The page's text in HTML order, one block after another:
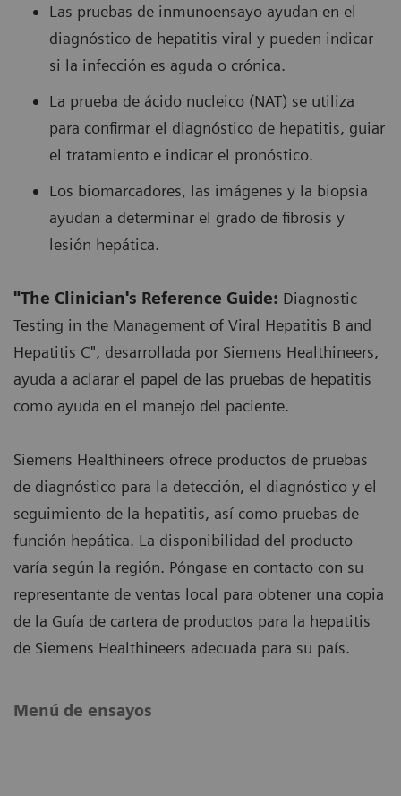
Las pruebas de inmunoensayo ayudan en el
diagnóstico de hepatitis viral y pueden indicar
si la infección es aguda o crónica.
La prueba de ácido nucleico (NAT) se utiliza
para conﬁrmar el diagnóstico de hepatitis, guiar
el tratamiento e indicar el pronóstico.
Los biomarcadores, las imágenes y la biopsia
ayudan a determinar el grado de fibrosis y
lesión hepática.
"The Clinician's Reference Guide: Diagnostic
Testing in the Management of Viral Hepatitis B and
Hepatitis C", desarrollada por Siemens Healthineers,
ayuda a aclarar el papel de las pruebas de hepatitis
como ayuda en el manejo del paciente.
Siemens Healthineers ofrece productos de pruebas
de diagnóstico para la detección, el diagnóstico y el
seguimiento de la hepatitis, así como pruebas de
función hepática. La disponibilidad del producto
varía según la región. Póngase en contacto con su
representante de ventas local para obtener una copia
de la Guía de cartera de productos para la hepatitis
de Siemens Healthineers adecuada para su país.
Menú de ensayos